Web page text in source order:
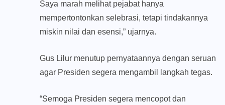
Saya marah melihat pejabat hanya
mempertontonkan selebrasi, tetapi tindakannya
miskin nilai dan esensi,” ujarnya.
Gus Lilur menutup pernyataannya dengan seruan
agar Presiden segera mengambil langkah tegas.
“Semoga Presiden segera mencopot dan